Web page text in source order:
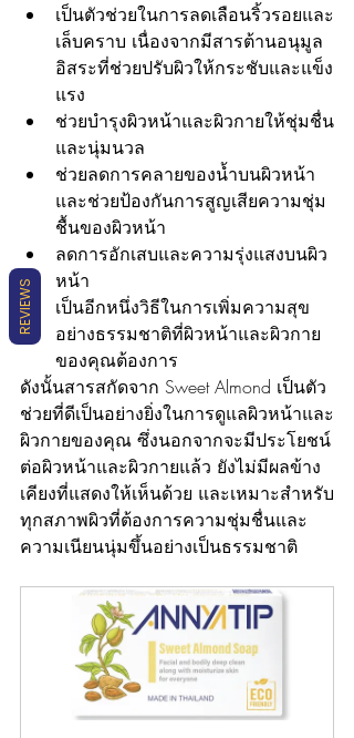
เป็นตัวช่วยในการลดเลือนริ้วรอยและ
เล็บคราบ เนื่องจากมีสารต้านอนุมูล
อิสระที่ช่วยปรับผิวให้กระชับและแข็ง
แรง
ช่วยบำรุงผิวหน้าและผิวกายให้ชุ่มชื่น
และนุ่มนวล
ช่วยลดการคลายของน้ำบนผิวหน้า
และช่วยป้องกันการสูญเสียความชุ่ม
ชื้นของผิวหน้า
ลดการอักเสบและความรุ่งแสงบนผิว
หน้า
เป็นอีกหนึ่งวิธีในการเพิ่มความสุข
อย่างธรรมชาติที่ผิวหน้าและผิวกาย
ของคุณต้องการ
ดังนั้นสารสกัดจาก Sweet Almond เป็นตัว
ช่วยที่ดีเป็นอย่างยิ่งในการดูแลผิวหน้าและ
ผิวกายของคุณ ซึ่งนอกจากจะมีประโยชน์
ต่อผิวหน้าและผิวกายแล้ว ยังไม่มีผลข้าง
เคียงที่แสดงให้เห็นด้วย และเหมาะสำหรับ
ทุกสภาพผิวที่ต้องการความชุ่มชื่นและ
ความเนียนนุ่มขึ้นอย่างเป็นธรรมชาติ
REVIEWS